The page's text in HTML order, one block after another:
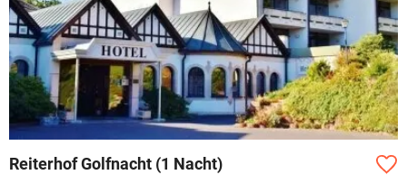
Reiterhof Golfnacht (1 Nacht)